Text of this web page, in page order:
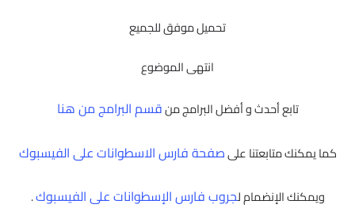
تحميل موفق للجميع
انتهى الموضوع
تابع أحدث و أفضل البرامج منقسم البرامج من هنا
كما يمكنك متابعتنا علىصفحة فارس الاسطوانات على الفيسبوك
ويمكنك الإنضمام لجروب فارس الإسطوانات على الفيسبوك.